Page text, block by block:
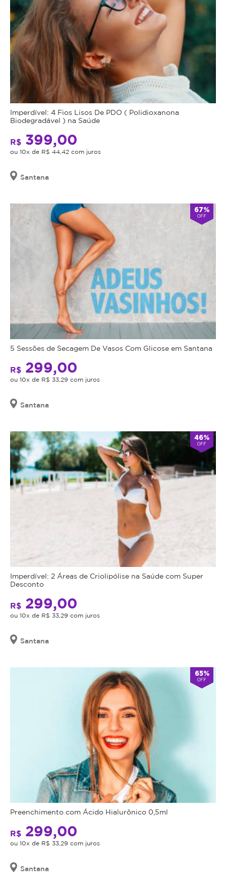
Imperdível: 4 Fios Lisos De PDO ( Polidioxanona
Biodegradável ) na Saúde
R$ 399,00
ou 10x de R$ 44,42 com juros
Santana
67%
OFF
5 Sessões de Secagem De Vasos Com Glicose em Santana
R$ 299,00
ou 10x de R$ 33,29 com juros
Santana
46%
OFF
Imperdível: 2 Áreas de Criolipólise na Saúde com Super
Desconto
R$ 299,00
ou 10x de R$ 33,29 com juros
Santana
65%
OFF
Preenchimento com Ácido Hialurônico 0,5ml
R$ 299,00
ou 10x de R$ 33,29 com juros
Santana